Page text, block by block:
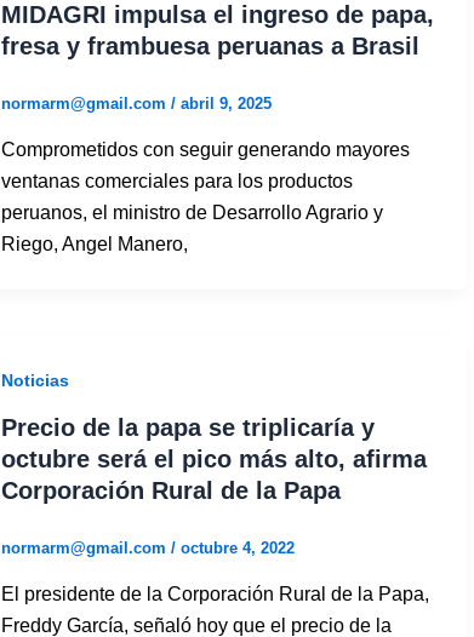
MIDAGRI impulsa el ingreso de papa,
fresa y frambuesa peruanas a Brasil
normarm@gmail.com / abril 9, 2025
Comprometidos con seguir generando mayores
ventanas comerciales para los productos
peruanos, el ministro de Desarrollo Agrario y
Riego, Angel Manero,
Noticias
Precio de la papa se triplicaría y
octubre será el pico más alto, afirma
Corporación Rural de la Papa
normarm@gmail.com / octubre 4, 2022
El presidente de la Corporación Rural de la Papa,
Freddy García, señaló hoy que el precio de la